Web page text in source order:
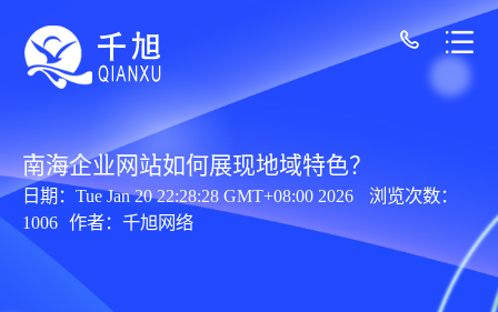
南海企业网站如何展现地域特色？
日期：Tue Jan 20 22:28:28 GMT+08:00 2026
浏览次数：
1006 作者：千旭网络